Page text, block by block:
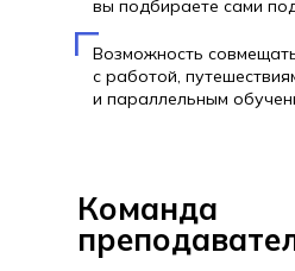
вы подбираете сами
Возможность
с работой,
и параллельным
Команда